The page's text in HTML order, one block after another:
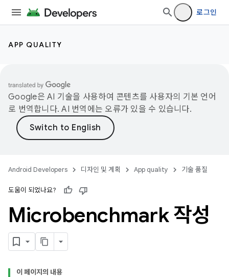
로그인
APP QUALITY
Google은 AI 기술을 사용하여 콘텐츠를 사용자의 기본 언어
로 번역합니다. AI 번역에는 오류가 있을 수 있습니다.
Android Developers 디자인 및 계획 App quality 기술 품질
도움이 되었나요?
Microbenchmark 작성
이 페이지의 내용